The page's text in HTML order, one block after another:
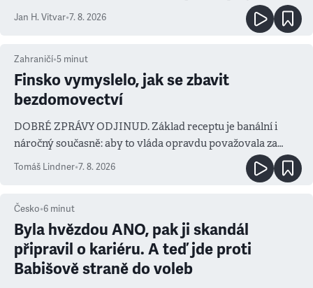
salvy i kritika pokrokářů
Jan H. Vitvar•7. 8. 2026
Zahraničí•5 minut
Finsko vymyslelo, jak se zbavit
bezdomovectví
DOBRÉ ZPRÁVY ODJINUD. Základ receptu je banální i
náročný současně: aby to vláda opravdu považovala za
prioritu
Tomáš Lindner•7. 8. 2026
Česko•6 minut
Byla hvězdou ANO, pak ji skandál
připravil o kariéru. A teď jde proti
Babišově straně do voleb